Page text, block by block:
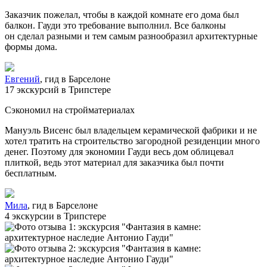
Заказчик пожелал, чтобы в каждой комнате его дома был
балкон. Гауди это требование выполнил. Все балконы
он сделал разными и тем самым разнообразил архитектурные
формы дома.
Евгений, гид в Барселоне
17 экскурсий в Трипстере
Сэкономил на стройматериалах
Мануэль Висенс был владельцем керамической фабрики и не
хотел тратить на строительство загородной резиденции много
денег. Поэтому для экономии Гауди весь дом облицевал
плиткой, ведь этот материал для заказчика был почти
бесплатным.
Мила, гид в Барселоне
4 экскурсии в Трипстере